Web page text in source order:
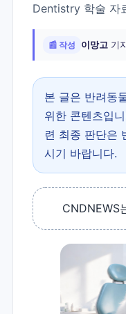
Dentistry 학술 자
📰 작성 이망고 기
본 글은 반려동
위한 콘텐츠입
련 최종 판단은
시기 바랍니다.
CNDNEWS